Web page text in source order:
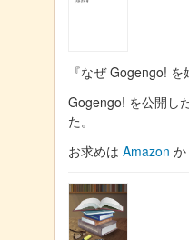
『なぜ Gogengo! を
Gogengo! を公開し
た。
お求めは Amazon か